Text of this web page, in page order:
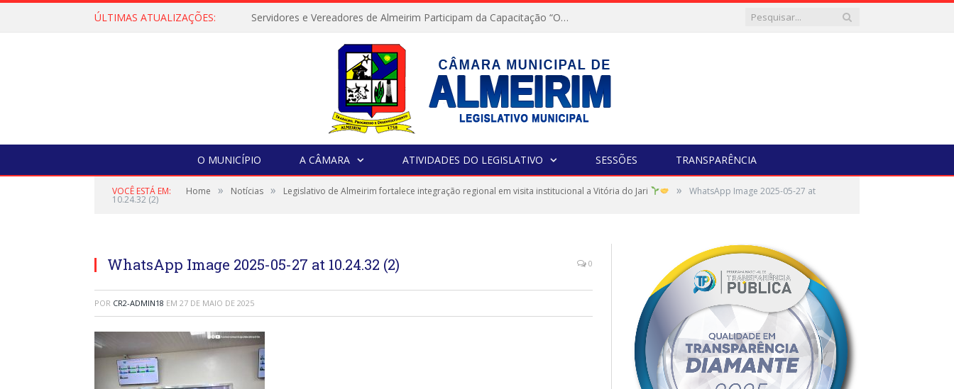
ÚLTIMAS ATUALIZAÇÕES: Servidores e Vereadores de Almeirim Participam da Capacitação “Orientar é a Nossa Missão”
O MUNICÍPIO A CÂMARA ATIVIDADES DO LEGISLATIVO SESSÕES TRANSPARÊNCIA
VOCÊ ESTÁ EM: Home » Notícias » Legislativo de Almeirim fortalece integração regional em visita institucional a Vitória do Jari » WhatsApp Image 2025-05-27 at
10.24.32 (2)
WhatsApp Image 2025-05-27 at 10.24.32 (2) 0
POR CR2-ADMIN18 EM 27 DE MAIO DE 2025